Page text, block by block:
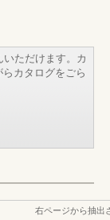
ただけます。カ
カタログをごら
右ページから抽出